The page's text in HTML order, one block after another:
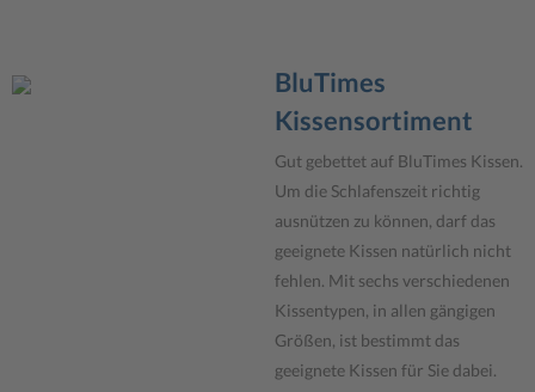
BluTimes
Kissensortiment
Gut gebettet auf BluTimes Kissen.
Um die Schlafenszeit richtig
ausnützen zu können, darf das
geeignete Kissen natürlich nicht
fehlen. Mit sechs verschiedenen
Kissentypen, in allen gängigen
Größen, ist bestimmt das
geeignete Kissen für Sie dabei.